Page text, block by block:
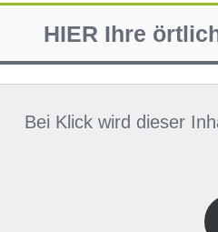
HIER Ihre
Bei Klick wird dieser